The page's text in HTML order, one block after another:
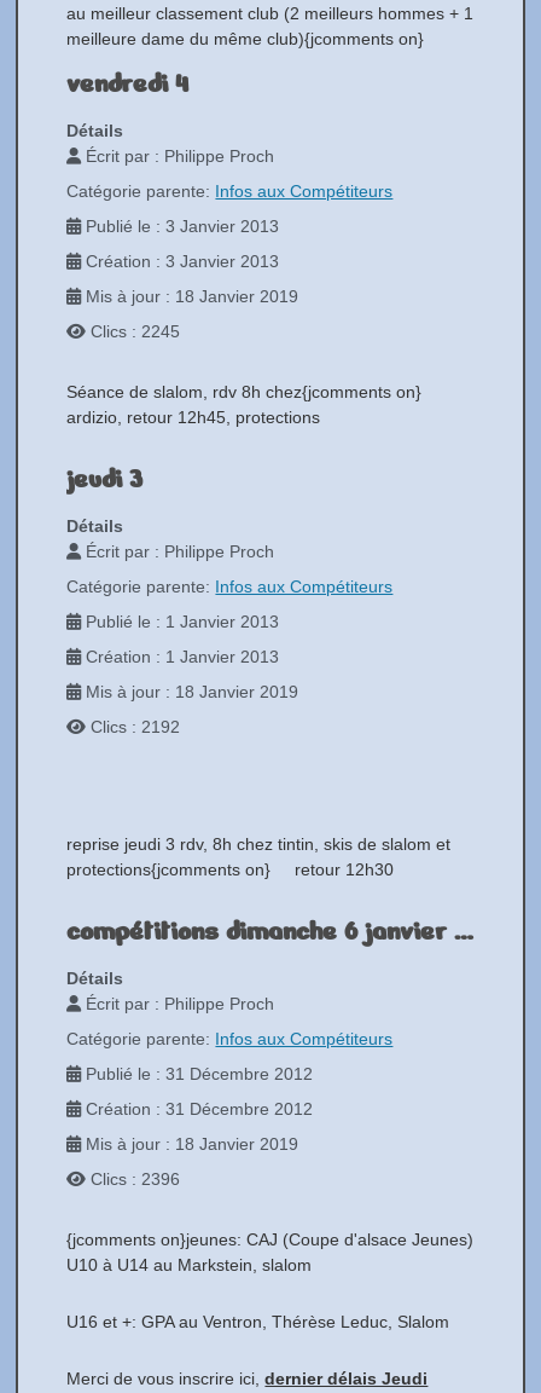
au meilleur classement club (2 meilleurs hommes + 1
meilleure dame du même club){jcomments on}
vendredi 4
Détails
Écrit par : Philippe Proch
Catégorie parente: Infos aux Compétiteurs
Publié le : 3 Janvier 2013
Création : 3 Janvier 2013
Mis à jour : 18 Janvier 2019
Clics : 2245
Séance de slalom, rdv 8h chez{jcomments on}
ardizio, retour 12h45, protections
jeudi 3
Détails
Écrit par : Philippe Proch
Catégorie parente: Infos aux Compétiteurs
Publié le : 1 Janvier 2013
Création : 1 Janvier 2013
Mis à jour : 18 Janvier 2019
Clics : 2192
reprise jeudi 3 rdv, 8h chez tintin, skis de slalom et
protections{jcomments on} retour 12h30
compétitions dimanche 6 janvier 2013
Détails
Écrit par : Philippe Proch
Catégorie parente: Infos aux Compétiteurs
Publié le : 31 Décembre 2012
Création : 31 Décembre 2012
Mis à jour : 18 Janvier 2019
Clics : 2396
{jcomments on}jeunes: CAJ (Coupe d'alsace Jeunes)
U10 à U14 au Markstein, slalom
U16 et +: GPA au Ventron, Thérèse Leduc, Slalom
Merci de vous inscrire ici,dernier délais Jeudi